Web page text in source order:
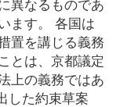
ます。 各国は
置を講じる義務
とは、京都議定
上の義務ではあ
した約束草案